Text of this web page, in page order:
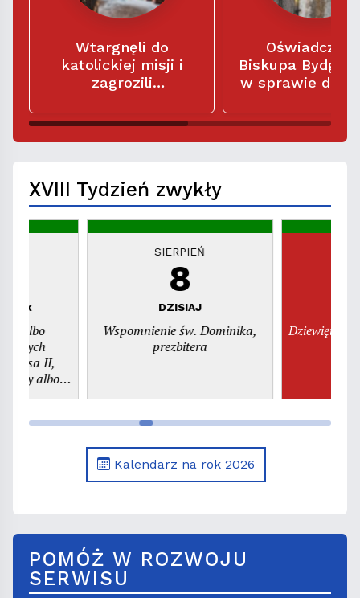
Wtargnęli do
katolickiej misji i
zagrozili
siedem dni na
Biskupa
w sprawie
parafialnym
XVIII Tydzień zwykły
albo
albo
Kajetana,
SIERPIEŃ
8
DZISIAJ
Wspomnienie św. Dominika,
prezbitera
Kalendarz na rok 2026
POMÓŻ W ROZWOJU
SERWISU